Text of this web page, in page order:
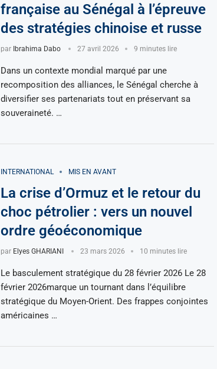
française au Sénégal à l’épreuve
des stratégies chinoise et russe
par Ibrahima Dabo 27 avril 2026 9 minutes lire
Dans un contexte mondial marqué par une
recomposition des alliances, le Sénégal cherche à
diversifier ses partenariats tout en préservant sa
souveraineté. …
INTERNATIONAL MIS EN AVANT
La crise d’Ormuz et le retour du
choc pétrolier : vers un nouvel
ordre géoéconomique
par Elyes GHARIANI 23 mars 2026 10 minutes lire
Le basculement stratégique du 28 février 2026 Le 28
février 2026marque un tournant dans l’équilibre
stratégique du Moyen-Orient. Des frappes conjointes
américaines …